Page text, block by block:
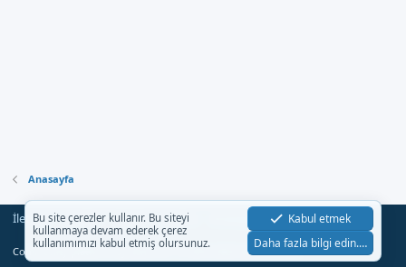
Anasayfa
İletişim Şartlar Gizlilik Yardım
R
S
S
Community platform by XenForo® © 2010-2023 XenForo Ltd.
Bu site çerezler kullanır. Bu siteyi
kullanmaya devam ederek çerez
kullanımımızı kabul etmiş olursunuz.
Kabul etmek
Daha fazla bilgi edin.…